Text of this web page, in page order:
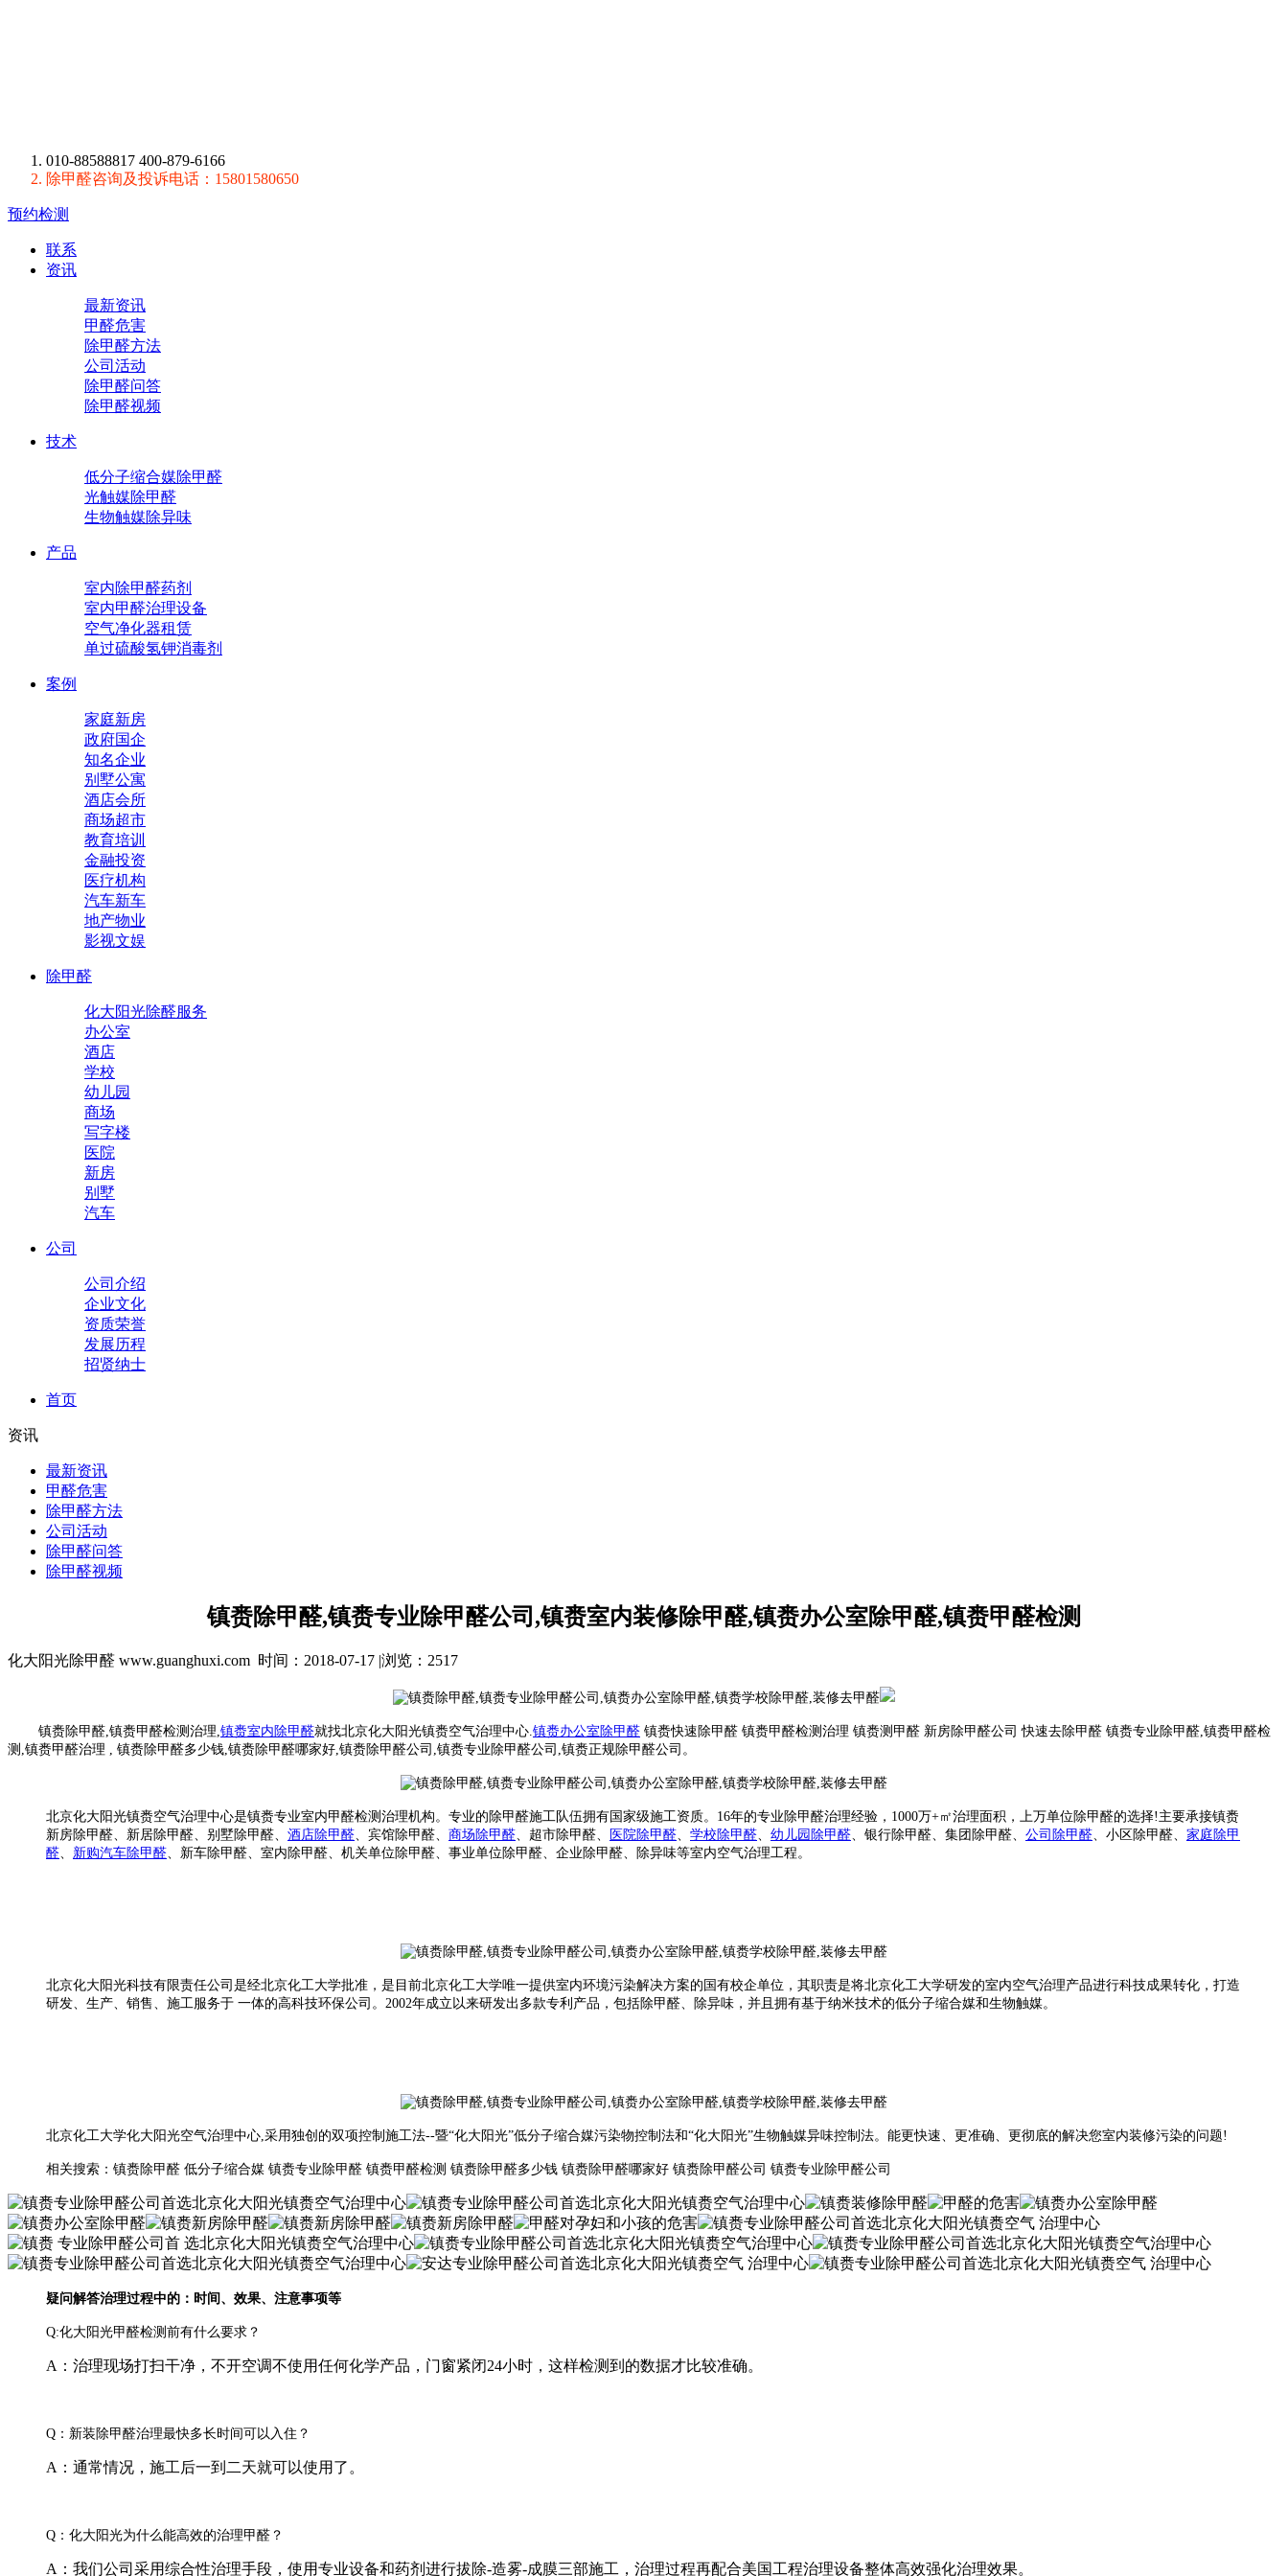
010-88588817 400-879-6166
除甲醛咨询及投诉电话：15801580650
预约检测
联系
资讯
最新资讯
甲醛危害
除甲醛方法
公司活动
除甲醛问答
除甲醛视频
技术
低分子缩合媒除甲醛
光触媒除甲醛
生物触媒除异味
产品
室内除甲醛药剂
室内甲醛治理设备
空气净化器租赁
单过硫酸氢钾消毒剂
案例
家庭新房
政府国企
知名企业
别墅公寓
酒店会所
商场超市
教育培训
金融投资
医疗机构
汽车新车
地产物业
影视文娱
除甲醛
化大阳光除醛服务
办公室
酒店
学校
幼儿园
商场
写字楼
医院
新房
别墅
汽车
公司
公司介绍
企业文化
资质荣誉
发展历程
招贤纳士
首页
资讯
最新资讯
甲醛危害
除甲醛方法
公司活动
除甲醛问答
除甲醛视频
镇赉除甲醛,镇赉专业除甲醛公司,镇赉室内装修除甲醛,镇赉办公室除甲醛,镇赉甲醛检测
化大阳光除甲醛 www.guanghuxi.com 时间：2018-07-17 |浏览：2517
镇赉除甲醛,镇赉甲醛检测治理, 镇赉室内除甲醛就找北京化大阳光镇赉空气治理中心. 镇赉办公室除甲醛 镇赉快速除甲醛 镇赉甲醛检测治理 镇赉测甲醛 新房除甲醛公司 快速去除甲醛 镇赉专业除甲醛,镇赉甲醛检
测,镇赉甲醛治理 , 镇赉除甲醛多少钱,镇赉除甲醛哪家好,镇赉除甲醛公司,镇赉专业除甲醛公司,镇赉正规除甲醛公司。
北京化大阳光镇赉空气治理中心是镇赉专业室内甲醛检测治理机构。专业的除甲醛施工队伍拥有国家级施工资质。16年的专业除甲醛治理经验，1000万+㎡治理面积，上万单位除甲醛的选择!主要承接镇赉
新房除甲醛、 新居除甲醛 、别墅除甲醛、 酒店除甲醛 宾馆除甲醛 商场除甲醛 、超市除甲醛、 医院除甲醛 学校除甲醛 幼儿园 除甲醛 、银行除甲醛、集团 除甲醛、 公司 除甲醛 、小区除甲醛
家庭除甲
醛
新购汽车除甲醛 新车除甲醛、 室内除甲醛、机关单位除甲醛、事业单位除甲醛、企业除甲醛、除异味等室内空气治理工程。
北京化大阳光科技有限责任公司是经北京化工大学批准，是目前北京化工大学唯一提供室内环境污染解决方案的国有校企单位，其职责是将北京化工大学研发的室内空气治理产品进行科技成果转化，打造
研发、生产、销售、施工服务于 一体的高科技环保公司。2002年成立以来研发出多款专利产品，包括除甲醛、除异味，并且拥有基于纳米技术的低分子缩合媒和生物触媒。
北京化工大学化大阳光空气治理中心,采用独创的双项控制施工法--暨“化大阳光”低分子缩合媒污染物控制法和“化大阳光”生物触媒异味控制法。能更快速、更准确、更彻底的解决您室内装修污染的问题!
相关搜索：镇赉除甲醛 低分子缩合媒 镇赉专业除甲醛 镇赉甲醛检测 镇赉除甲醛多少钱 镇赉除甲醛哪家好 镇赉除甲醛公司 镇赉专业除甲醛公司
疑问解答治理过程中的：时间、效果、注意事项等
Q:化大阳光甲醛检测前有什么要求？
A：治理现场打扫干净，不开空调不使用任何化学产品，门窗紧闭24小时，这样检测到的数据才比较准确。
Q：新装除甲醛治理最快多长时间可以入住？
A：通常情况，施工后一到二天就可以使用了。
Q：化大阳光为什么能高效的治理甲醛？
A：我们公司采用综合性治理手段，使用专业设备和药剂进行拔除-造雾-成膜三部施工，治理过程再配合美国工程治理设备整体高效强化治理效果。